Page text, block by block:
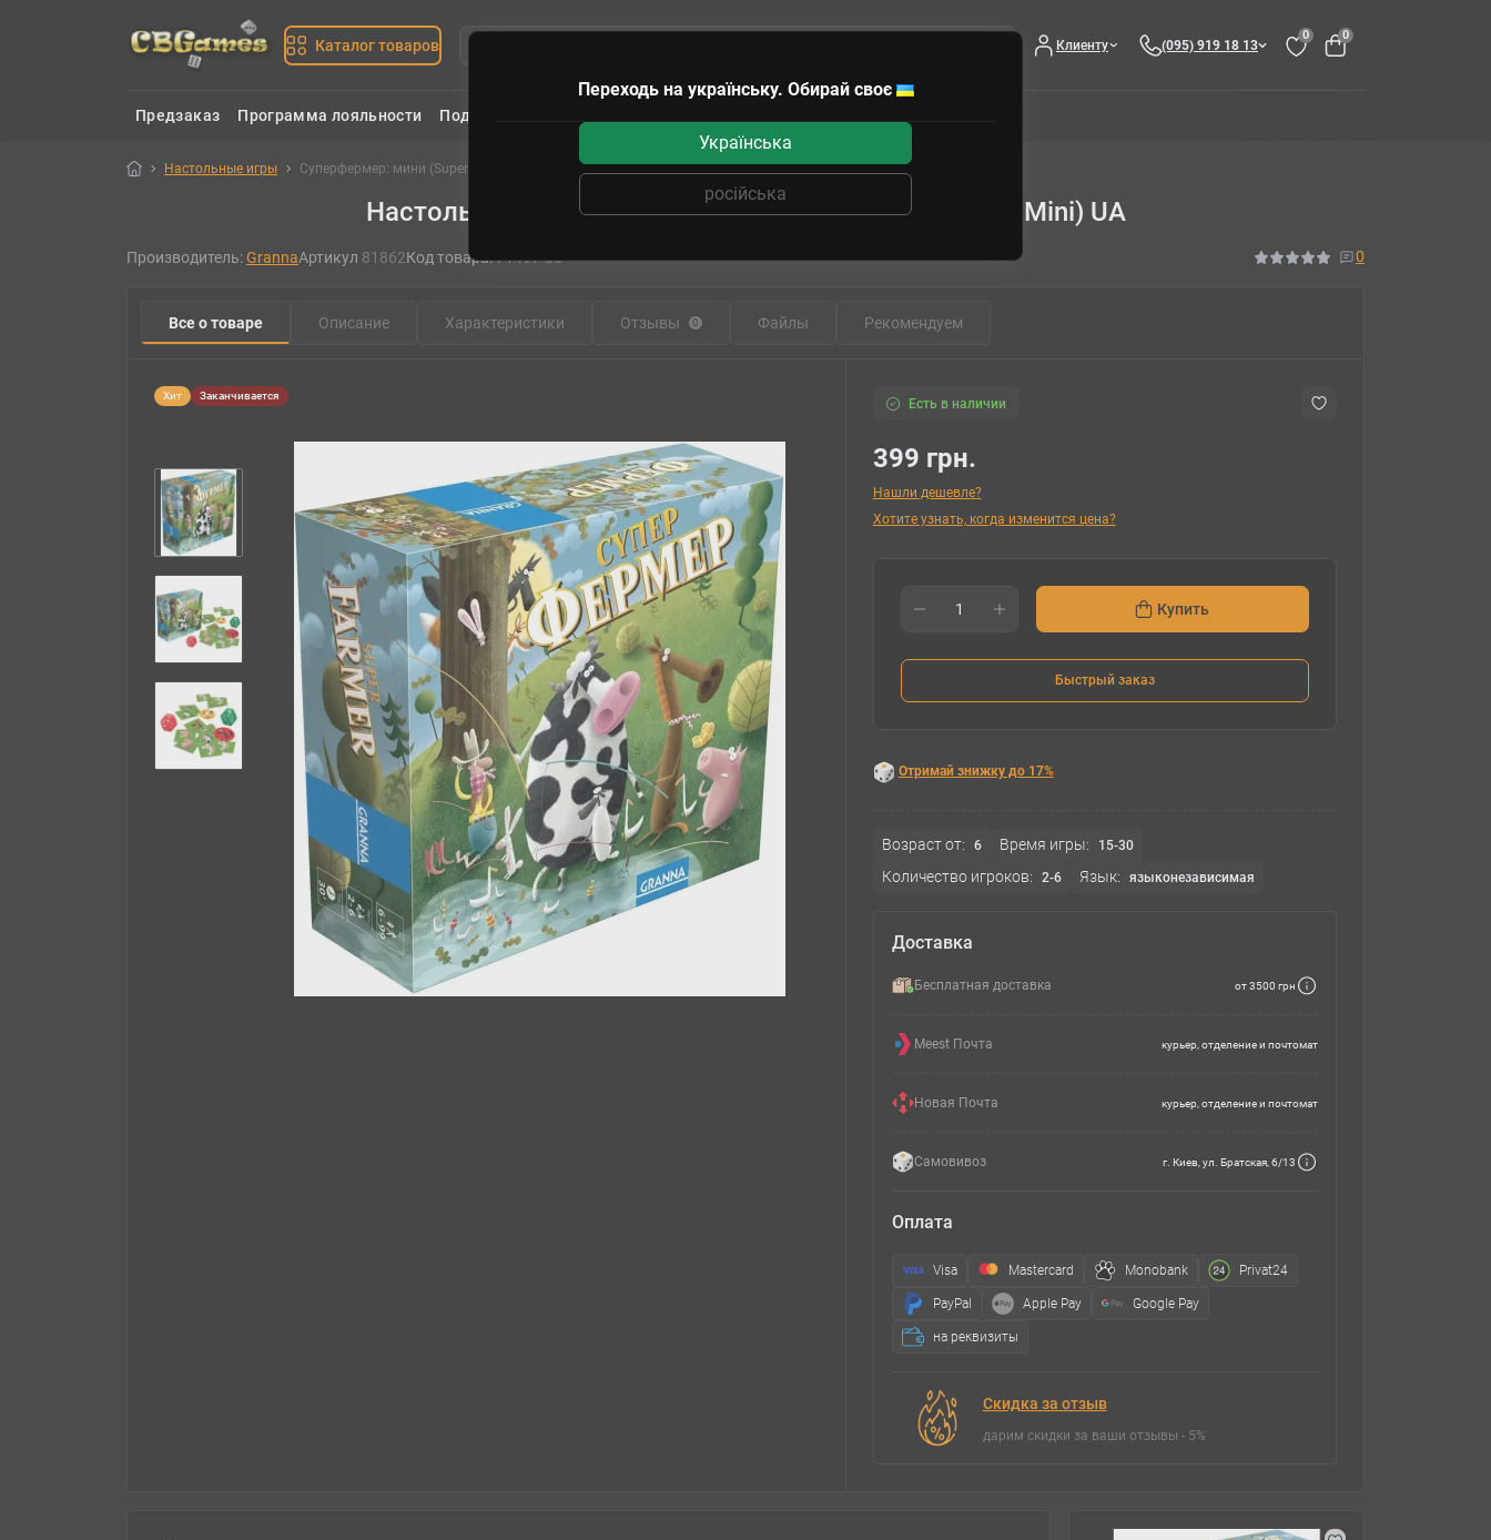
Каталог товаров Клиенту (095) 919 18 13
0 0
Предзаказ Программа лояльности Подарочные сертификаты
Настольные игры Суперфермер: мини (SuperFarmer: Mini) UA
Настольная игра Суперфермер: мини (SuperFarmer: Mini) UA
Производитель: GrannaАртикул 81862Код товара:71497-30 0
Все о товаре Описание Характеристики Отзывы 0 Файлы Рекомендуем
Хит Заканчивается Есть в наличии
399 грн.
Нашли дешевле?
Хотите узнать, когда изменится цена?
Купить
Быстрый заказ
Отримай знижку до 17%
Возраст от: 6 Время игры: 15-30
Количество игроков: 2-6 Язык: языконезависимая
Доставка
Бесплатная доставка от 3500 грн
Meest Почта курьер, отделение и почтомат
Новая Почта курьер, отделение и почтомат
Самовивоз г. Киев, ул. Братская, 6/13
Оплата
Visa Mastercard Monobank Privat24
PayPal Apple Pay Google Pay
на реквизиты
Скидка за отзыв
дарим скидки за ваши отзывы - 5%
Переходь на українську. Обирай своє
Українська
російська